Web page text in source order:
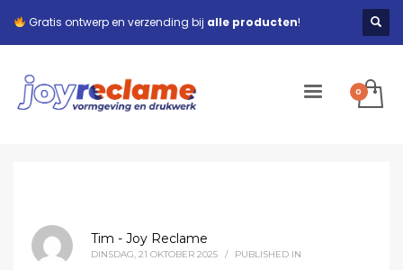
Gratis ontwerp en verzending bij alle producten!
Tim - Joy Reclame
DINSDAG, 21 OKTOBER 2025 / PUBLISHED IN